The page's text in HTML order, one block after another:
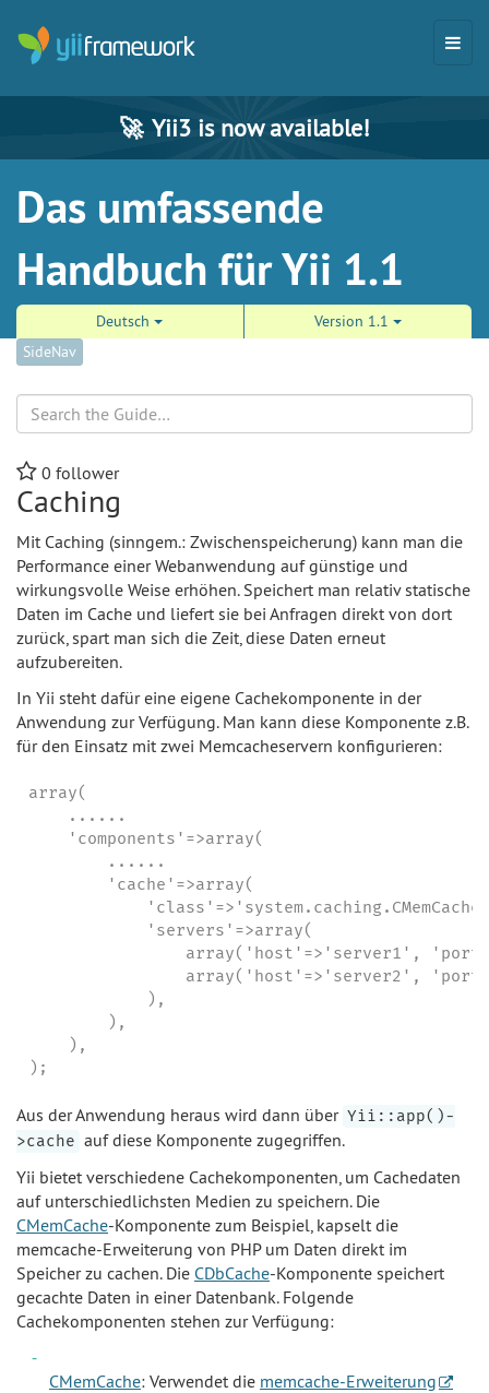
🚀 Yii3 is now available!
Das umfassende
Handbuch für Yii 1.1
Deutsch
Version 1.1
SideNav
0 follower
Caching
Mit Caching (sinngem.: Zwischenspeicherung) kann man die
Performance einer Webanwendung auf günstige und
wirkungsvolle Weise erhöhen. Speichert man relativ statische
Daten im Cache und liefert sie bei Anfragen direkt von dort
zurück, spart man sich die Zeit, diese Daten erneut
aufzubereiten.
In Yii steht dafür eine eigene Cachekomponente in der
Anwendung zur Verfügung. Man kann diese Komponente z.B.
für den Einsatz mit zwei Memcacheservern konfigurieren:
array(
    ......
    'components'=>array(
        ......
        'cache'=>array(
            'servers'=>array(
array('host'=>'server1',
array('host'=>'server2',
            ),
        ),
    ),
);
Aus der Anwendung heraus wird dann über Yii::app()-
>cache auf diese Komponente zugegriffen.
Yii bietet verschiedene Cachekomponenten, um Cachedaten
auf unterschiedlichsten Medien zu speichern. Die
CMemCache-Komponente zum Beispiel, kapselt die
memcache-Erweiterung von PHP um Daten direkt im
Speicher zu cachen. Die CDbCache-Komponente speichert
gecachte Daten in einer Datenbank. Folgende
Cachekomponenten stehen zur Verfügung:
CMemCache: Verwendet die memcache-Erweiterung